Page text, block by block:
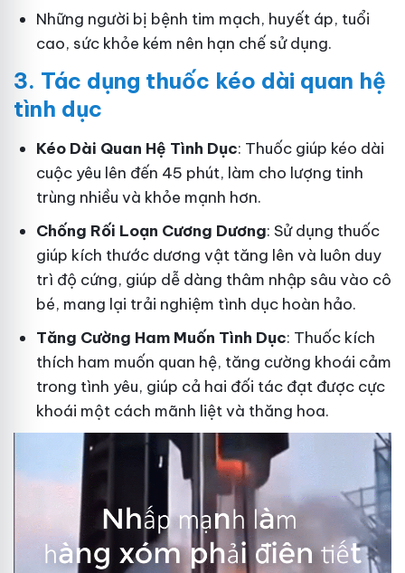
Những người bị bệnh tim mạch, huyết áp, tuổi
cao, sức khỏe kém nên hạn chế sử dụng.
3. Tác dụng thuốc kéo dài quan hệ
tình dục
Kéo Dài Quan Hệ Tình Dục: Thuốc giúp kéo dài
cuộc yêu lên đến 45 phút, làm cho lượng tinh
trùng nhiều và khỏe mạnh hơn.
Chống Rối Loạn Cương Dương: Sử dụng thuốc
giúp kích thước dương vật tăng lên và luôn duy
trì độ cứng, giúp dễ dàng thâm nhập sâu vào cô
bé, mang lại trải nghiệm tình dục hoàn hảo.
Tăng Cường Ham Muốn Tình Dục: Thuốc kích
thích ham muốn quan hệ, tăng cường khoái cảm
trong tình yêu, giúp cả hai đối tác đạt được cực
khoái một cách mãnh liệt và thăng hoa.